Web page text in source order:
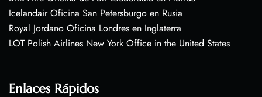
Icelandair Oficina San Petersburgo en Rusia
Royal Jordano Oficina Londres en Inglaterra
LOT Polish Airlines New York Office in the United States
Enlaces Rápidos